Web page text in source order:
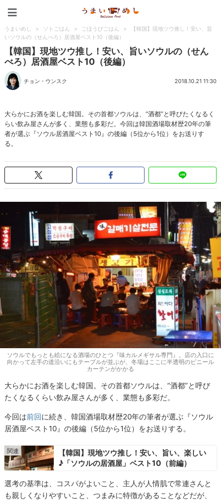
うまいめし > ソトごはん > ごほうびごはん >
【韓国】現地ツウ推し！安い、旨
いソウルの（せんべろ）居酒屋ベスト10（後編）
【韓国】現地ツウ推し！安い、旨いソウルの（せん
べろ）居酒屋ベスト10（後編）
チョン・ウンスク 2018.10.21 11:30
大らかにお酒を楽しむ韓国。その首都ソウルは、“酒都”と呼びたくなるく
らい飲み屋さんが多く、業態も多彩だ。今回は韓国酒場取材歴20年の筆
者が選ぶ『ソウル居酒屋ベスト10』の後編（5位から1位）をお送りす
る。
ソウルでもっとも絵になる酒場のひとつ『味カルメギサル専門』。店の入口に
向かって左手の道沿いにもテーブルが並ぶが、冬場はここに半透明のビニール
カーテンがかかる
大らかにお酒を楽しむ韓国。その首都ソウルは、“酒都”と呼び
たくなるくらい飲み屋さんが多く、業態も多彩だ。
今回は前回に続き、韓国酒場取材歴20年の筆者が選ぶ『ソウル
居酒屋ベスト10』の後編（5位から1位）をお送りする。
【韓国】現地ツウ推し！安い、旨い、楽しい
♪「ソウルの居酒屋」ベスト10（前編）
選考の基準は、コスパがよいこと、主人が人情肌で常連さんと
も親しくなりやすいこと、つまみに特徴があることなどだが、